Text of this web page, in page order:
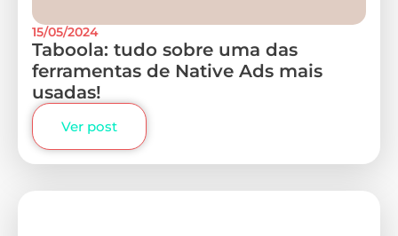
15/05/2024
Taboola: tudo sobre uma das
ferramentas de Native Ads mais
usadas!
Ver post